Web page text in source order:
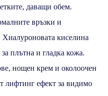
даващи обем.
връзки и
Хиалуроновата киселина
плътна и гладка кожа.
нощен крем и околоочен
лифтинг ефект за видимо